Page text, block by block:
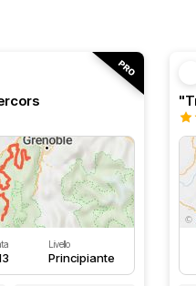
Livello
Principiante